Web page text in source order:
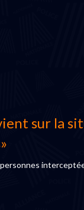
sur la